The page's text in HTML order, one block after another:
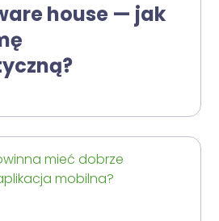
house — jak